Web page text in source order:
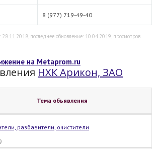
8 (977) 719-49-40
: 28.11.2018, последнее обновление: 10.04.2019, просмотров
на Metaprom.ru
НХК Арикон, ЗАО
Тема объявления
разбавители, очистители